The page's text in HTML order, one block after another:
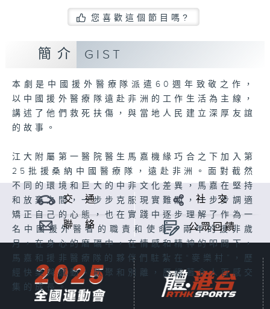
您喜歡這個節目嗎?
簡介 GIST
本劇是中國援外醫療隊派遣60週年致敬之作，
以中國援外醫療隊遠赴非洲的工作生活為主線，
講述了他們救死扶傷，與當地人民建立深厚友誼
的故事。
江大附屬第一醫院醫生馬嘉機緣巧合之下加入第
25批援桑納中國醫療隊，遠赴非洲。面對截然
不同的環境和巨大的中非文化差異，馬嘉在堅持
和放棄之間，一步步克服現實難關，一步步調適
矯正自己的心態，也在實踐中逐步理解了作為一
名中國援外醫者的職責和使命。兩年的援非歲
月，在身心的磨礪中，在情感和精神的叩問下，
馬嘉和援非醫療隊的夥伴們駐紮在“麥樂村”，歷
經快樂與感動、歡聚和別離，歷經著令人百感交
集的成長。
交 通 社 交
聯 絡 公眾回饋